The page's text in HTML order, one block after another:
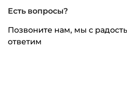
Есть вопросы?
Позвоните нам, мы с
ответим